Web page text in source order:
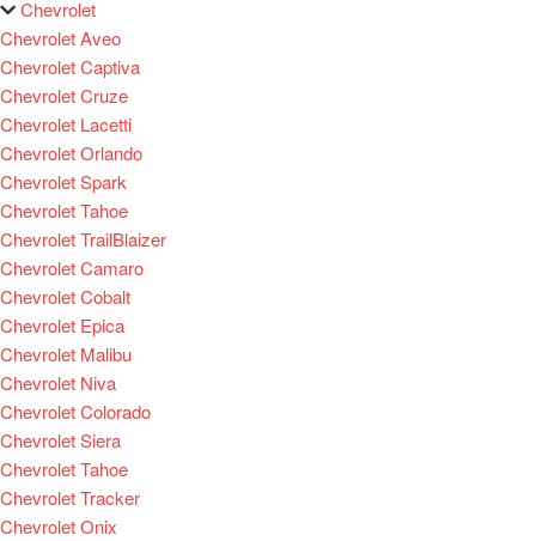
Chevrolet
Chevrolet Aveo
Chevrolet Captiva
Chevrolet Cruze
Chevrolet Lacetti
Chevrolet Orlando
Chevrolet Spark
Chevrolet Tahoe
Chevrolet TrailBlaizer
Chevrolet Camaro
Chevrolet Cobalt
Chevrolet Epica
Chevrolet Malibu
Chevrolet Niva
Chevrolet Colorado
Chevrolet Siera
Chevrolet Tahoe
Chevrolet Tracker
Chevrolet Onix